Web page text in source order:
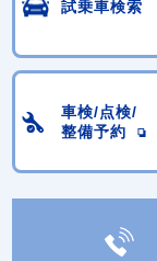
試乗車検索
車検/点検/
整備予約